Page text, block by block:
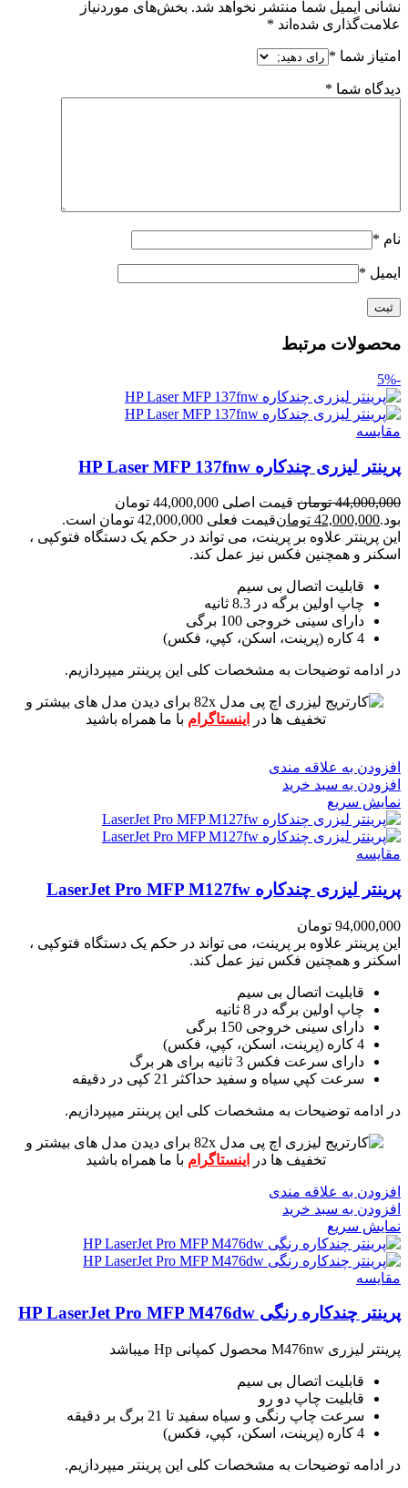
نشانی ایمیل شما منتشر نخواهد شد. بخش‌های موردنیاز
علامت‌گذاری شده‌اند *
امتیاز شما *
دیدگاه شما *
نام *
ایمیل *
محصولات مرتبط
-5%
مقايسه
پرینتر لیزری چندکاره HP Laser MFP 137fnw
44,000,000 تومان
قیمت اصلی 44,000,000 تومان
بود.42,000,000 تومانقیمت فعلی 42,000,000 تومان است.
این پرینتر علاوه بر پرینت، می تواند در حکم یک دستگاه فتوکپی ،
اسکنر و همچنین فکس نیز عمل کند.
قابلیت اتصال بی سیم
چاپ اولین برگه در 8.3 ثانیه
دارای سینی خروجی 100 برگی
4 کاره (پرينت، اسکن، کپي، فکس)
در ادامه توضیحات به مشخصات کلی این پرینتر میپردازیم.
برای دیدن مدل های بیشتر و
تخفیف ها در
اینستاگرام با ما همراه باشید
افزودن به علاقه مندی
افزودن به سبد خرید
نمایش سریع
مقايسه
پرینتر لیزری چندکاره LaserJet Pro MFP M127fw
94,000,000 تومان
این پرینتر علاوه بر پرینت، می تواند در حکم یک دستگاه فتوکپی ،
اسکنر و همچنین فکس نیز عمل کند.
قابلیت اتصال بی سیم
چاپ اولین برگه در 8 ثانیه
دارای سینی خروجی 150 برگی
4 کاره (پرينت، اسکن، کپي، فکس)
دارای سرعت فکس 3 ثانیه برای هر برگ
سرعت کپي سياه و سفيد حداکثر 21 کپی در دقیقه
در ادامه توضیحات به مشخصات کلی این پرینتر میپردازیم.
برای دیدن مدل های بیشتر و
تخفیف ها در
اینستاگرام با ما همراه باشید
افزودن به علاقه مندی
افزودن به سبد خرید
نمایش سریع
مقايسه
پرینتر چندکاره رنگی HP LaserJet Pro MFP M476dw
پرینتر لیزری M476nw محصول کمپانی Hp میباشد
قابلیت اتصال بی سیم
قابلیت چاپ دو رو
سرعت چاپ رنگی و سیاه سفید تا 21 برگ بر دقیقه
4 کاره (پرينت، اسکن، کپي، فکس)
در ادامه توضیحات به مشخصات کلی این پرینتر میپردازیم.